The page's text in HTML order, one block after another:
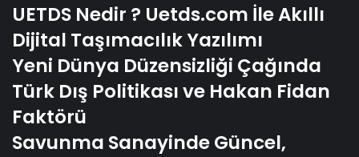
UETDS Nedir ? Uetds.com İle Akıllı
Dijital Taşımacılık Yazılımı
Yeni Dünya Düzensizliği Çağında
Türk Dış Politikası ve Hakan Fidan
Faktörü
Savunma Sanayinde Güncel,